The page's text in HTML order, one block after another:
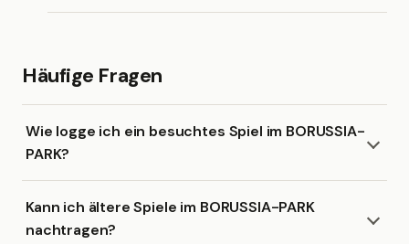
Häufige Fragen
Wie logge ich ein besuchtes Spiel im BORUSSIA-
PARK?
Kann ich ältere Spiele im BORUSSIA-PARK
nachtragen?